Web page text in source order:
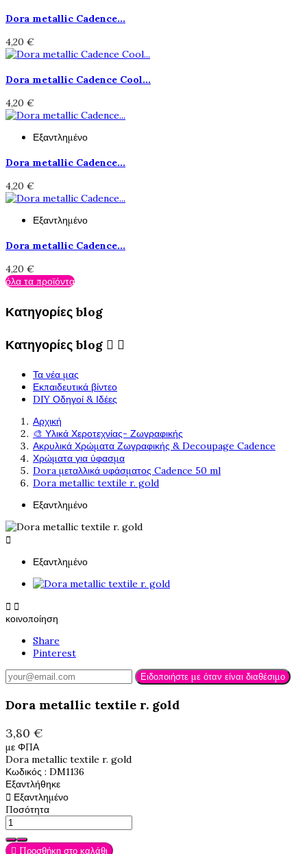
Dora metallic Cadence...
4,20 €
Dora metallic Cadence Cool...
4,20 €
Εξαντλημένο
Dora metallic Cadence...
4,20 €
Εξαντλημένο
Dora metallic Cadence...
4,20 €
όλα τα προϊόντα
Κατηγορίες blog
Κατηγορίες blog  
Τα νέα μας
Εκπαιδευτικά βίντεο
DIY Οδηγοί & Ιδέες
Αρχική
🎨 Υλικά Χεροτεχνίας- Ζωγραφικής
Ακρυλικά Χρώματα Ζωγραφικής & Decoupage Cadence
Χρώματα για ύφασμα
Dora μεταλλικά υφάσματος Cadence 50 ml
Dora metallic textile r. gold
Εξαντλημένο

Εξαντλημένο
 
κοινοποίηση
Share
Pinterest
Ειδοποιήστε με όταν είναι διαθέσιμο
Dora metallic textile r. gold
3,80 €
με ΦΠΑ
Dora metallic textile r. gold
Κωδικός : DM1136
Εξαντλήθηκε
 Εξαντλημένο
Ποσότητα
 Προσθήκη στο καλάθι